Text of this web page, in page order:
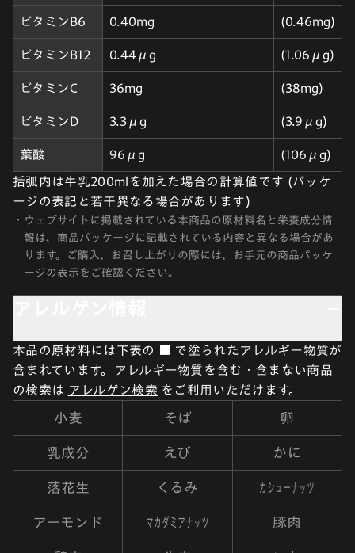
ビタミンB6 0.40mg (0.46mg)
ビタミンB12 0.44μg (1.06μg)
ビタミンC 36mg (38mg)
ビタミンD 3.3μg (3.9μg)
葉酸 96μg (106μg)
括弧内は牛乳200mlを加えた場合の計算値です (パッケ
ージの表記と若干異なる場合があります)
・ ウェブサイトに掲載されている本商品の原材料名と栄養成分情
報は、商品パッケージに記載されている内容と異なる場合があ
ります。ご購入、お召し上がりの際には、お手元の商品パッケ
ージの表示をご確認ください。
本品の原材料には下表の ■ で塗られたアレルギー物質が
含まれています。アレルギー物質を含む・含まない商品
の検索は アレルゲン検索 をご利用いただけます。
小麦 そば 卵
乳成分 えび かに
落花生 くるみ カシューナッツ
アーモンド マカダミアナッツ 豚肉